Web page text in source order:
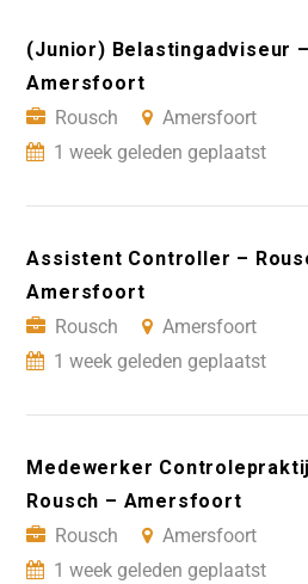
(Junior) Belastingadviseur
Amersfoort
Rousch
Amersfoort
1 week geleden geplaatst
Assistent Controller –
Amersfoort
Rousch
Amersfoort
1 week geleden geplaatst
Medewerker
Rousch – Amersfoort
Rousch
Amersfoort
1 week geleden geplaatst